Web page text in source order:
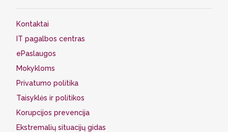
Kontaktai
IT pagalbos centras
ePaslaugos
Mokykloms
Privatumo politika
Taisyklės ir politikos
Korupcijos prevencija
Ekstremalių situacijų gidas